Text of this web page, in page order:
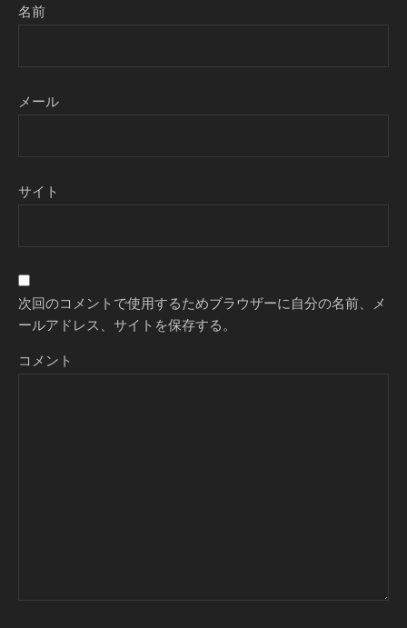
名前
メール
サイト
次回のコメントで使用するためブラウザーに自分の名前、メ
ールアドレス、サイトを保存する。
コメント